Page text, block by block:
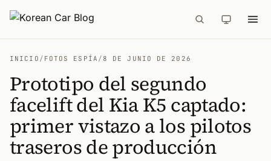
INICIO / FOTOS ESPÍA / 8 DE JUNIO DE 2026
Prototipo del segundo
facelift del Kia K5 captado:
primer vistazo a los pilotos
traseros de producción